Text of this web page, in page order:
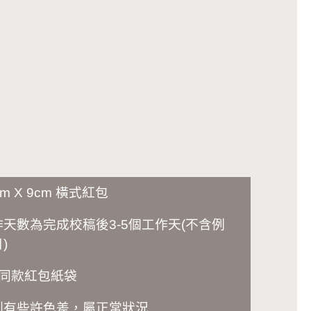
X 9cm 橫式紅包
天數為完成校稿後3-5個工作天(不含例
)
款紅包紙袋
有些許色差，屬正常狀況